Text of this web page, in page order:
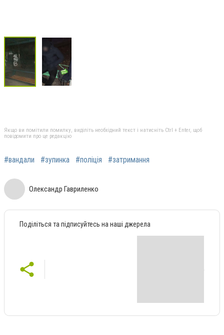
Якщо ви помітили помилку, виділіть необхідний текст і натисніть Ctrl + Enter, щоб
повідомити про це редакцію
#вандали #зупинка #поліція #затримання
Олександр Гавриленко
Поділіться та підписуйтесь на наші джерела